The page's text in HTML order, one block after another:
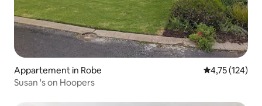
Appartement in Robe Gemiddelde
4,75 (124)
Susan 's on Hoopers